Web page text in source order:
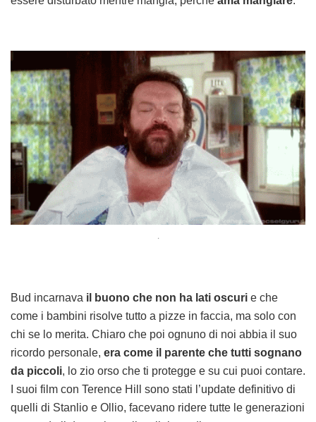
.
Bud incarnava il buono che non ha lati oscuri e che
come i bambini risolve tutto a pizze in faccia, ma solo con
chi se lo merita. Chiaro che poi ognuno di noi abbia il suo
ricordo personale, era come il parente che tutti sognano
da piccoli, lo zio orso che ti protegge e su cui puoi contare.
I suoi film con Terence Hill sono stati l’update definitivo di
quelli di Stanlio e Ollio, facevano ridere tutte le generazioni